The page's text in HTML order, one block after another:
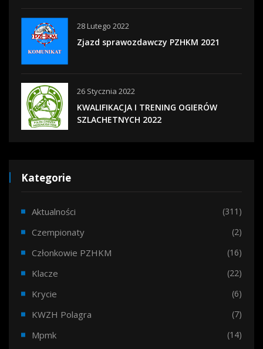
28 Lutego 2022
Zjazd sprawozdawczy PZHKM 2021
26 Stycznia 2022
KWALIFIKACJA I TRENING OGIERÓW
SZLACHETNYCH 2022
Kategorie
Aktualności (311)
Czempionaty (2)
Członkowie PZHKM (16)
Klacze (22)
Krycie (6)
KWZH Polagra (7)
Mpmk (14)